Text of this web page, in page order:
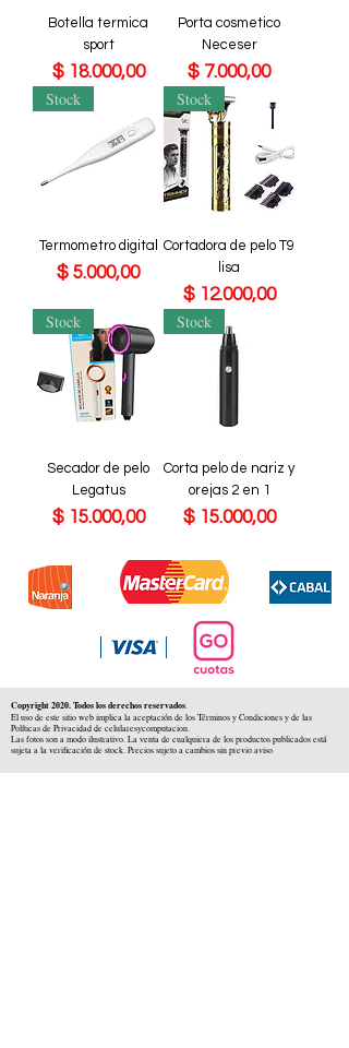
Botella termica
sport
Precio
$ 18.000,00
Porta cosmetico
Neceser
Precio
$ 7.000,00
Stock
Termometro digital
Precio
$ 5.000,00
Stock
Cortadora de pelo T9
lisa
Precio
$ 12.000,00
Stock
Secador de pelo
Legatus
Precio
$ 15.000,00
Stock
Corta pelo de nariz y
orejas 2 en 1
Precio
$ 15.000,00
Copyright 2020. Todos los derechos reservados.
El uso de este sitio web implica la aceptación de los Términos y Condiciones y de las
Políticas de Privacidad de celularesycomputacion.
Las fotos son a modo ilustrativo. La venta de cualquiera de los productos publicados está
sujeta a la verificación de stock. Precios sujeto a cambios sin previo aviso